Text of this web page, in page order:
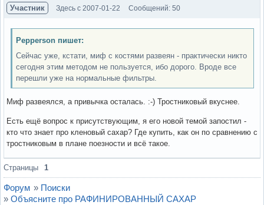
Участник Здесь с 2007-01-22 Сообщений: 50
Pepperson пишет:
Сейчас уже, кстати, миф с костями развеян - практически никто
сегодня этим методом не пользуется, ибо дорого. Вроде все
перешли уже на нормальные фильтры.
Миф развеялся, а привычка осталась. :-) Тростниковый вкуснее.
Есть ещё вопрос к присутствующим, я его новой темой запостил -
кто что знает про кленовый сахар? Где купить, как он по сравнению с
тростниковым в плане поезности и всё такое.
Вне форума
Страницы 1
Форум » Поиски
» Объясните про РАФИНИРОВАННЫЙ САХАР